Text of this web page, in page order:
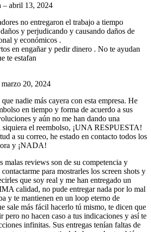
– abril 13, 2024
no entregaron el trabajo a tiempo
y perjudicando y causando daños de
y económicos .
en engañar y pedir dinero . No te ayudan
te estafan
marzo 20, 2024
nadie más cayera con esta empresa. He
en tiempo y forma de acuerdo a sus
y aún no me han dando una
siquiera el reembolso, ¡UNA RESPUESTA!
a su correo, he estado en contacto todos los
y ¡NADA!
malas reviews son de su competencia y
contactarme para mostrarles los screen shots y
que soy real y me han entregado un
calidad, no pude entregar nada por lo mal
y te mantienen en un loop eterno de
sale más fácil hacerlo tú mismo, te dicen que
pero no hacen caso a tus indicaciones y así te
infinitas. Sus entregas tenían faltas de